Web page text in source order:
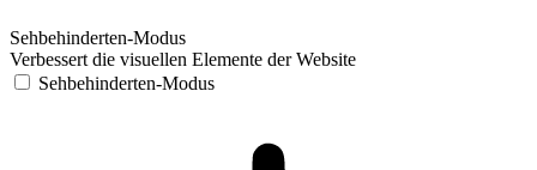
Sehbehinderten-Modus
Verbessert die visuellen Elemente der Website
Sehbehinderten-Modus